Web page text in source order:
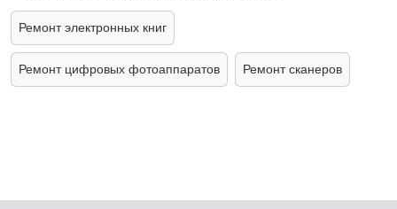
Ремонт электронных книг
Ремонт цифровых фотоаппаратов Ремонт сканеров